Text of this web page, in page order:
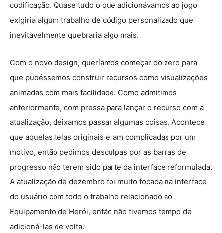
codificação. Quase tudo o que adicionávamos ao jogo
exigiria algum trabalho de código personalizado que
inevitavelmente quebraria algo mais.
Com o novo design, queríamos começar do zero para
que pudéssemos construir recursos como visualizações
animadas com mais facilidade. Como admitimos
anteriormente, com pressa para lançar o recurso com a
atualização, deixamos passar algumas coisas. Acontece
que aquelas telas originais eram complicadas por um
motivo, então pedimos desculpas por as barras de
progresso não terem sido parte da interface reformulada.
A atualização de dezembro foi muito focada na interface
do usuário com todo o trabalho relacionado ao
Equipamento de Herói, então não tivemos tempo de
adicioná-las de volta.